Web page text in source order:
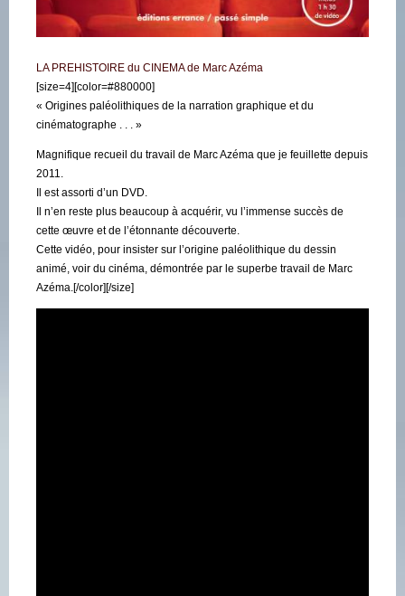
LA PREHISTOIRE du CINEMA de Marc Azéma
[size=4][color=#880000]
« Origines paléolithiques de la narration graphique et du
cinématographe . . . »
Magnifique recueil du travail de Marc Azéma que je feuillette depuis
2011.
Il est assorti d’un DVD.
Il n’en reste plus beaucoup à acquérir, vu l’immense succès de
cette œuvre et de l’étonnante découverte.
Cette vidéo, pour insister sur l’origine paléolithique du dessin
animé, voir du cinéma, démontrée par le superbe travail de Marc
Azéma.[/color][/size]